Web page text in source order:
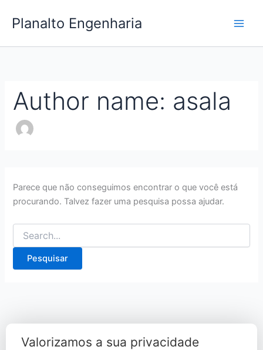
para
conteúdo
Planalto Engenharia
Author name: asala
Parece que não conseguimos encontrar o que você está
procurando. Talvez fazer uma pesquisa possa ajudar.
por:
Valorizamos a sua privacidade